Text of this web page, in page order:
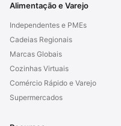
Alimentação e Varejo
Independentes e PMEs
Cadeias Regionais
Marcas Globais
Cozinhas Virtuais
Comércio Rápido e Varejo
Supermercados